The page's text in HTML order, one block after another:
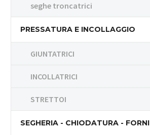
seghe troncatrici
PRESSATURA E INCOLLAGGIO
GIUNTATRICI
INCOLLATRICI
STRETTOI
SEGHERIA - CHIODATURA - FORNI